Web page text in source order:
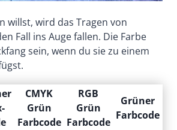
willst, wird das Tragen von
Fall ins Auge fallen. Die Farbe
sein, wenn du sie zu einem
CMYK
Grün
Farbcode
RGB
Grün
Farbcode
Grüner
Farbcode